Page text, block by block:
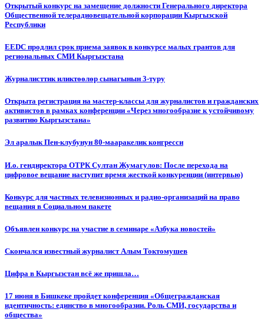
Открытый конкурс на замещение должности Генерального директора
Общественной телерадиовещательной корпорации Кыргызской
Республики
EEDC продлил срок приема заявок в конкурсе малых грантов для
региональных СМИ Кыргызстана
Журналисттик иликтөөлөр сынагынын 3-туру
Открыта регистрация на мастер-классы для журналистов и гражданских
активистов в рамках конференции «Через многообразие к устойчивому
развитию Кыргызстана»
Эл аралык Пен-клубунун 80-мааракелик конгресси
И.о. гендиректора ОТРК Султан Жумагулов: После перехода на
цифровое вещание наступит время жесткой конкуренции (интервью)
Конкурс для частных телевизионных и радио-организаций на право
вещания в Социальном пакете
Объявлен конкурс на участие в семинаре «Азбука новостей»
Cкончался известный журналист Алым Токтомушев
Цифра в Кыргызстан всё же пришла…
17 июня в Бишкеке пройдет конференция «Общегражданская
идентичность: единство в многообразии. Роль СМИ, государства и
общества»